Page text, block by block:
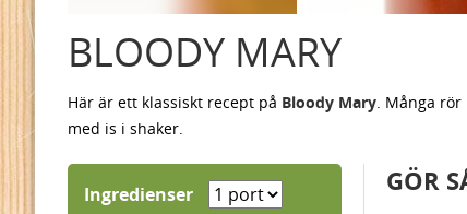
BLOODY MARY
Här är ett klassiskt recept på Bloody Mary. Många
med is i shaker.
Ingredienser GÖR